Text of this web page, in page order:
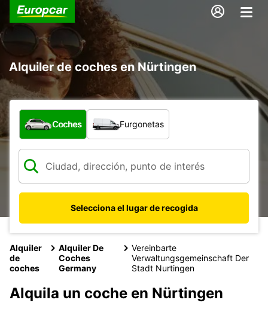
Alquiler de coches en Nürtingen
¿Qué tipo de vehículo?
Coches Furgonetas
Selecciona el lugar de recogida
Alquiler
de
coches
Alquiler De
Coches
Germany
Vereinbarte
Verwaltungsgemeinschaft Der
Stadt Nurtingen
Alquila un coche en Nürtingen